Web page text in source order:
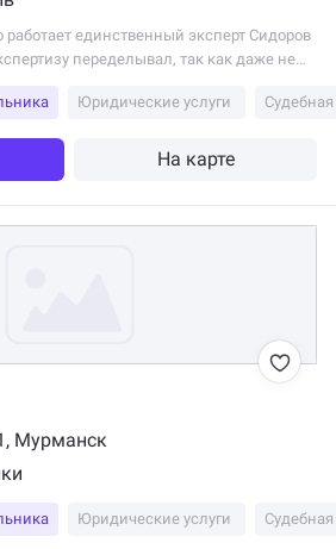
переделывал, так как даже не
часть предмета экспертизы. Не
Юридические услуги
На карте
Мурманск
Юридические услуги